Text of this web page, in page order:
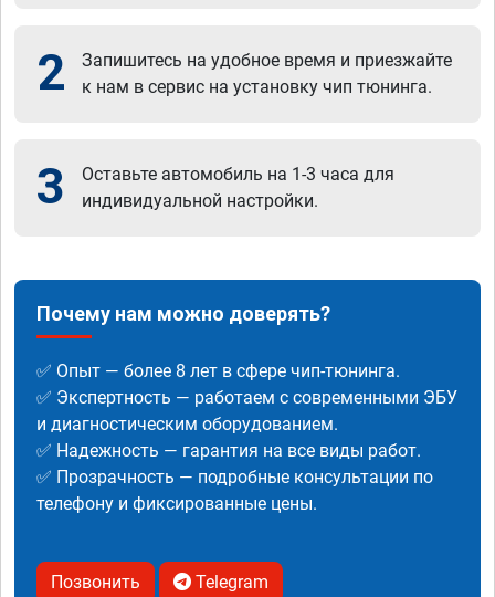
2
Запишитесь на удобное время и приезжайте
к нам в сервис на установку чип тюнинга.
3
Оставьте автомобиль на 1-3 часа для
индивидуальной настройки.
Почему нам можно доверять?
✅ Опыт — более 8 лет в сфере чип-тюнинга.
✅ Экспертность — работаем с современными ЭБУ
и диагностическим оборудованием.
✅ Надежность — гарантия на все виды работ.
✅ Прозрачность — подробные консультации по
телефону и фиксированные цены.
Позвонить Telegram